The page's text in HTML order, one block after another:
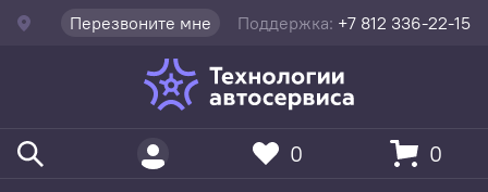
Перезвоните мне Поддержка: +7 812 336-22-15
0 0